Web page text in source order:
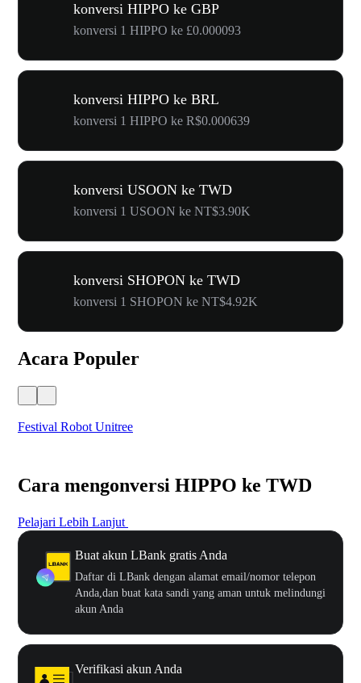
konversi HIPPO ke GBP
konversi 1 HIPPO ke £0.000093
konversi HIPPO ke BRL
konversi 1 HIPPO ke R$0.000639
konversi USOON ke TWD
konversi 1 USOON ke NT$3.90K
konversi SHOPON ke TWD
konversi 1 SHOPON ke NT$4.92K
Acara Populer
Festival Robot Unitree
Cara mengonversi HIPPO ke TWD
Pelajari Lebih Lanjut
Buat akun LBank gratis Anda
Daftar di LBank dengan alamat email/nomor telepon
Anda,dan buat kata sandi yang aman untuk melindungi
akun Anda
Verifikasi akun Anda